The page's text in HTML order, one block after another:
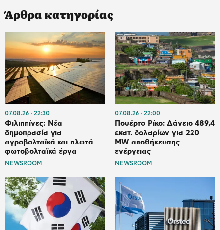
Άρθρα κατηγορίας
07.08.26 22:30
Φιλιππίνες: Νέα
δημοπρασία για
αγροβολταϊκά και πλωτά
φωτοβολταϊκά έργα
NEWSROOM
07.08.26 22:00
Πουέρτο Ρίκο: Δάνειο 489,4
εκατ. δολαρίων για 220
MW αποθήκευσης
ενέργειας
NEWSROOM